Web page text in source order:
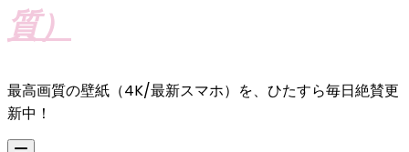
質）
最高画質の壁紙（4K/最新スマホ）を、ひたすら毎日絶賛更
新中！